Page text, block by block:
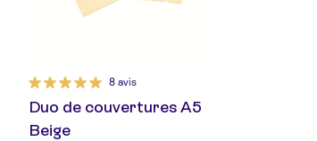
8 avis
Duo de couvertures A5
Beige